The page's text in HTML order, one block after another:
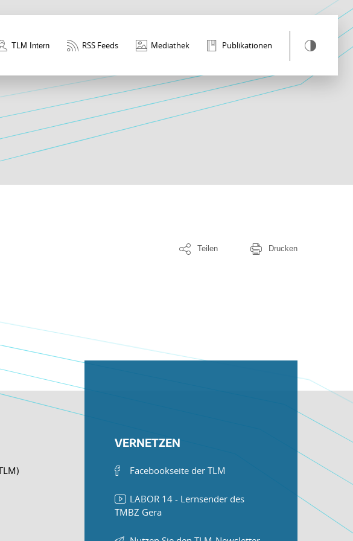
TLM Intern RSS Feeds Mediathek Publikationen
Teilen Drucken
VERNETZEN
Facebookseite der TLM
LABOR 14 - Lernsender des
TMBZ Gera